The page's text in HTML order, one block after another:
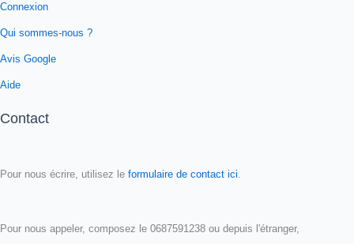
Connexion
Qui sommes-nous ?
Avis Google
Aide
Contact
Pour nous écrire, utilisez le formulaire de contact ici
Pour nous appeler, composez le 0687591238 ou depuis l'étranger,